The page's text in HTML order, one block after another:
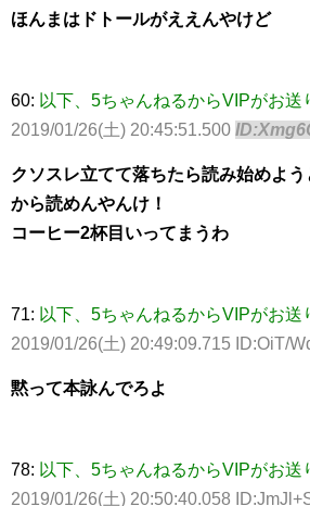
ほんまはドトールがええんやけど
60: 以下、5ちゃんねるからVIPがお送
2019/01/26(土) 20:45:51.500
クソスレ立てて落ちたら読み始めよ
から読めんやんけ！
コーヒー2杯目いってまうわ
71: 以下、5ちゃんねるからVIPがお送
2019/01/26(土) 20:49:09.715 ID:OiT/
黙って本詠んでろよ
78: 以下、5ちゃんねるからVIPがお送
2019/01/26(土) 20:50:40.058